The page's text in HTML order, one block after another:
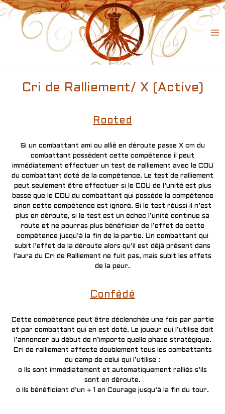
Skip
to
content
Cri de Ralliement/ X (Active)
Rooted
Si un combattant ami ou allié en déroute passe X cm du
combattant possèdent cette compétence il peut
immédiatement effectuer un test de ralliement avec le COU
du combattant doté de la compétence. Le test de ralliement
peut seulement être effectuer si le COU de l’unité est plus
basse que le COU du combattant qui possède la compétence
sinon cette compétence est ignoré. Si le test réussi il n’est
plus en déroute, si le test est un échec l’unité continue sa
route et ne pourras plus bénéficier de l’effet de cette
compétence jusqu’à la fin de la partie. Un combattant qui
subit l’effet de la déroute alors qu’il est déjà présent dans
l’aura du Cri de Ralliement ne fuit pas, mais subit les effets
de la peur.
Confédé
Cette compétence peut être déclenchée une fois par partie
et par combattant qui en est doté. Le joueur qui l’utilise doit
l’annoncer au début de n’importe quelle phase stratégique.
Cri de ralliement affecte doublement tous les combattants
du camp de celui qui l’utilise :
o Ils sont immédiatement et automatiquement ralliés s’ils
sont en déroute.
o Ils bénéficient d’un + 1 en Courage jusqu’à la fin du tour.